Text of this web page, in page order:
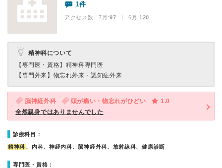
1件
アクセス数 7月:97 | 6月:120
精神科について
【専門医・資格】 精神科専門医
【専門外来】 物忘れ外来・認知症外来
脳神経外科 頭が痛い・物忘れがひどい
1.0
全然親身ではありませんでした
診療科目：
精神科 、内科、神経内科、脳神経外科、放射線科、健康診断
専門医・資格：